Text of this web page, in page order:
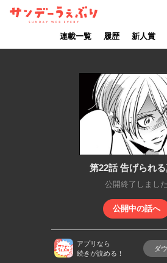
サンデーうぇ
連載一覧 履歴 新人賞
第22話 告げられ
公開終了しました
公開中の話へ
アプリなら
続きが読める！
ダ